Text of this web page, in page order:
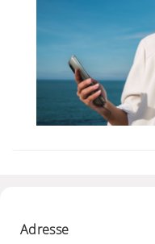
Adresse